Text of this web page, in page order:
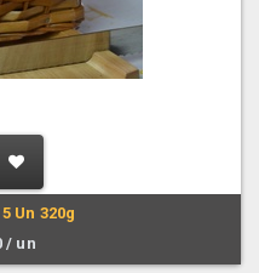
Un 320g
/ un